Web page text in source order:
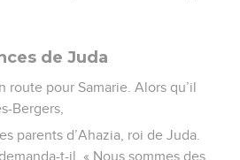
de Juda
route pour Samarie. Alors qu’il
Bergers,
parents d’Ahazia, roi de Juda.
t-il. « Nous sommes des